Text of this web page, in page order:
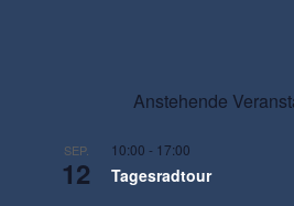
Anstehende
SEP.
12
10:00 - 17:00
Tagesradtour